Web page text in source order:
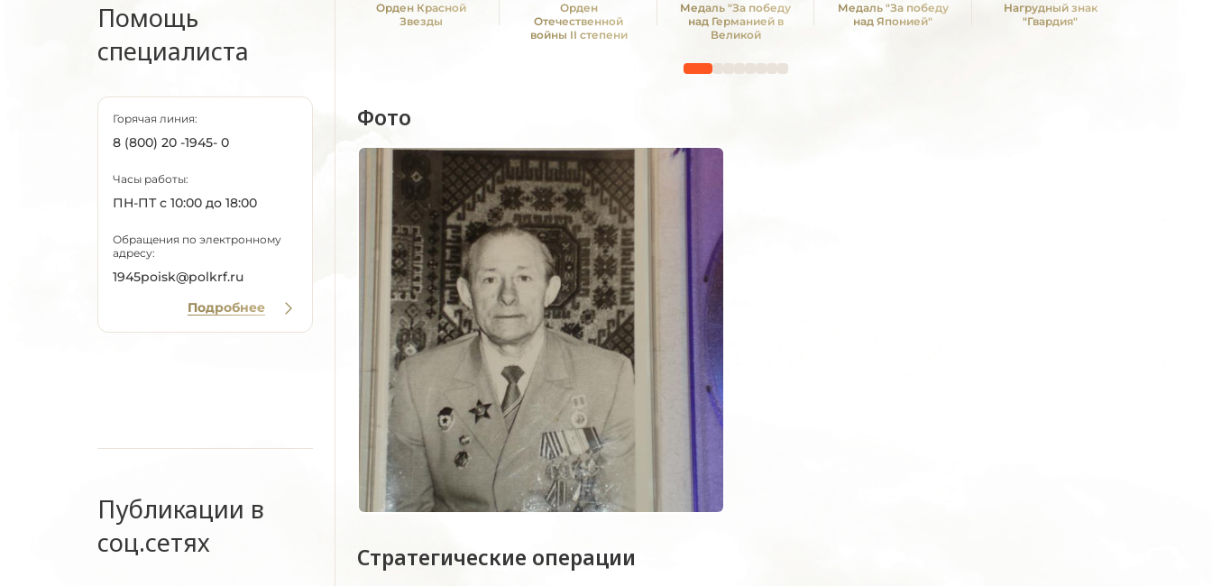
Помощь
специалиста
Горячая линия:
8 (800) 20 -1945- 0
Часы работы:
ПН-ПТ с 10:00 до 18:00
Обращения по электронному
адресу:
1945poisk@polkrf.ru
Подробнее
Публикации в
соц.сетях
Орден Красной
Звезды
Орден
Отечественной
войны II степени
Медаль "За победу
над Германией в
Великой
1941 -1945 гг."
Медаль "За победу
над Японией"
Нагрудный знак
"Гвардия"
Фото
Стратегические операции